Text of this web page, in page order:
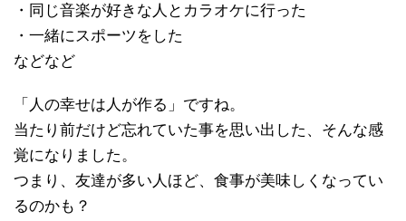
・同じ音楽が好きな人とカラオケに行った
・一緒にスポーツをした
などなど
「人の幸せは人が作る」ですね。
当たり前だけど忘れていた事を思い出した、そんな感
覚になりました。
つまり、友達が多い人ほど、食事が美味しくなってい
るのかも？